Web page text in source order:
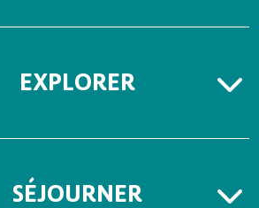
EXPLORER
SÉJOURNER